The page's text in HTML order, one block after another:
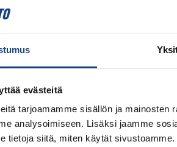
evästeitä
tarjoamamme sisällön ja
analysoimiseen. Lisäksi jaamme
tietoja siitä, miten käytät